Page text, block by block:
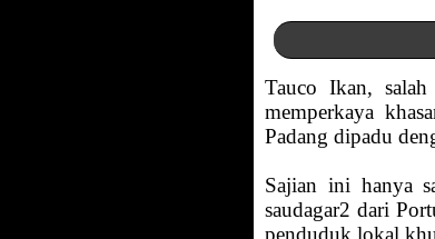
Tauco Ikan,
memperkaya
Padang dipadu
Sajian ini hanya
saudagar2 dari
penduduk lokal